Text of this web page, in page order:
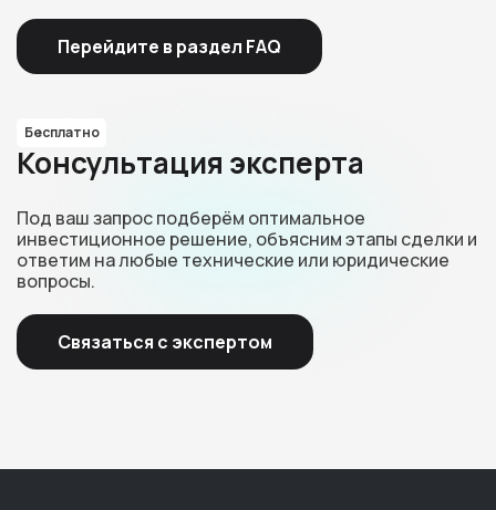
Перейдите в раздел FAQ
Бесплатно
Консультация эксперта
Под ваш запрос подберём оптимальное
инвестиционное решение, объясним этапы сделки и
ответим на любые технические или юридические
вопросы.
Связаться с экспертом